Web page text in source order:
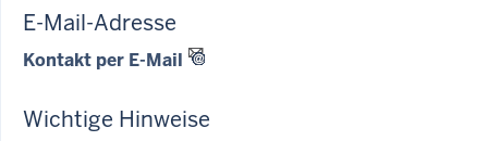
E-Mail-Adresse
Kontakt per E-Mail
Wichtige Hinweise